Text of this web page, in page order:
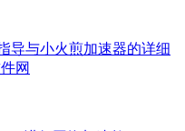
导与小火煎加速器的详细
网